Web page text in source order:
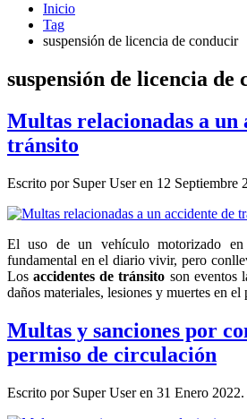
Inicio
Tag
suspensión de licencia de conducir
suspensión de licencia de
Multas relacionadas a un
tránsito
Escrito por Super User en 12 Septiembre
El uso de un vehículo motorizado
fundamental en el diario vivir, pero
Losaccidentes de tránsito son eventos
daños materiales, lesiones y muertes en el
Multas y sanciones por
permiso de circulación
Escrito por Super User en 31 Enero 2022.